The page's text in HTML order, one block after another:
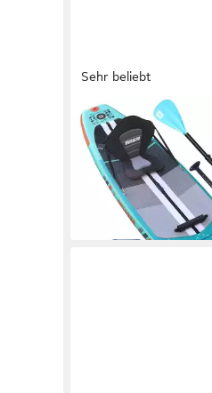
Sehr beliebt
DURAERO
Inflatable SUP-Board
Paddling Board,
Halterung,
168,98 € UVP279,98 €
-40%
in 4-5 Werktagen bei dir